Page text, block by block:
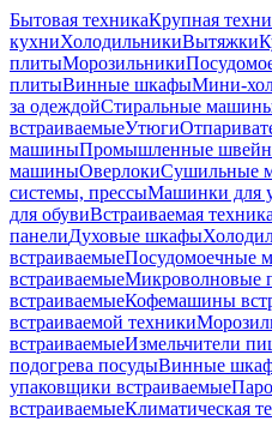
Бытовая техникаКрупная
кухниХолодильникиВытяжки
плитыМорозильники
плитыВинные шкафыМини-
за одеждойСтиральные
встраиваемыеУтюги
машиныПромышленные
машиныОверлокиСушильные
системы, прессыМашинки для
для обувиВстраиваемая
панелиДуховые шкафы
встраиваемыеПосудомоечные
встраиваемыеМикроволновые
встраиваемыеКофемашины
встраиваемой техники
встраиваемыеИзмельчители
подогрева посудыВинные
упаковщики встраиваемые
встраиваемыеКлиматическая